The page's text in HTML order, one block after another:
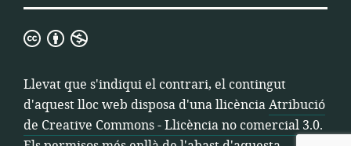
Atribució
Creative
Commons
-
Llicència
Llevat que s'indiqui el contrari, el contingut
d'aquest lloc web disposa d'una llicènciaAtribució
de Creative Commons - Llicència no comercial 3.0.